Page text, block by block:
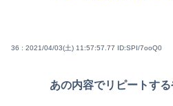
36 : 2021/04/03(土) 11:57:57.77 ID:SPI/7ooQ0
あの内容でリピートす